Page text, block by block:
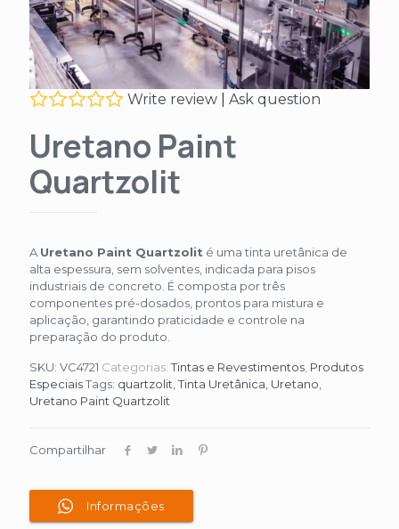
Write review |Ask question
Uretano Paint
Quartzolit
A Uretano Paint Quartzolit é uma tinta uretânica de
alta espessura, sem solventes, indicada para pisos
industriais de concreto. É composta por três
componentes pré-dosados, prontos para mistura e
aplicação, garantindo praticidade e controle na
preparação do produto.
SKU: VC4721 Categorias:Tintas e Revestimentos Produtos
EspeciaisTags: quartzolit ,Tinta Uretânica Uretano
Uretano Paint Quartzolit
Compartilhar
Informações